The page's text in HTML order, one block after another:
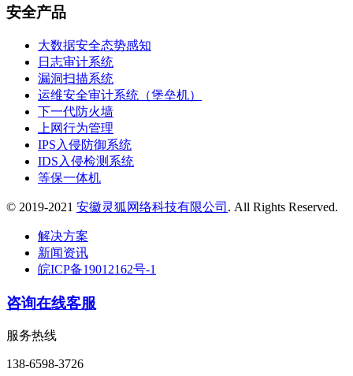
安全产品
大数据安全态势感知
日志审计系统
漏洞扫描系统
运维安全审计系统（堡垒机）
下一代防火墙
上网行为管理
IPS入侵防御系统
IDS入侵检测系统
等保一体机
© 2019-2021 安徽灵狐网络科技有限公司 . All Rights Reserved.
解决方案
新闻资讯
皖ICP备19012162号-1
咨询在线客服
服务热线
138-6598-3726